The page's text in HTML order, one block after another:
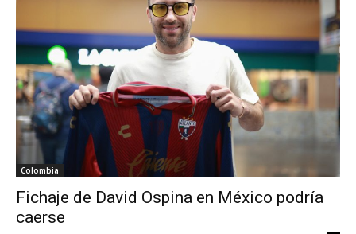
Colombia
Fichaje de David Ospina en México podría
caerse